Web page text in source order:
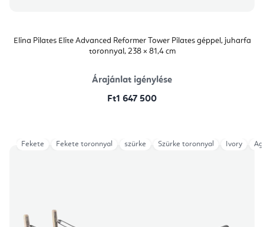
Elina Pilates Elite Advanced Reformer Tower Pilates géppel, juharfa
toronnyal, 238 × 81,4 cm
Árajánlat igénylése
Ft1 647 500
Fekete Fekete toronnyal szürke Szürke toronnyal Ivory